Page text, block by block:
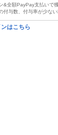
&全額PayPay支払いで
付与数、付与率が少な
ンはこちら